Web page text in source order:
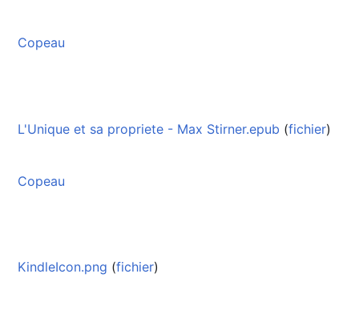
Copeau
L'Unique et sa propriete - Max Stirner.epub (fichier)
Copeau
KindleIcon.png (fichier)